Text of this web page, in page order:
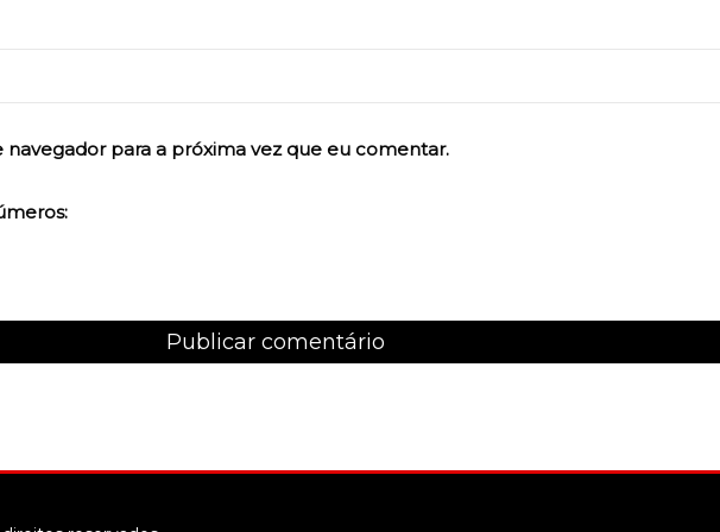
navegador para a próxima vez que eu comentar.